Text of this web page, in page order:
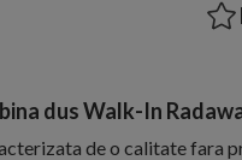
dus Walk-In
de o calitate fara